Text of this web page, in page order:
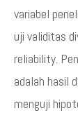
variabel
uji validitas
reliability.
adalah hasil
menguji